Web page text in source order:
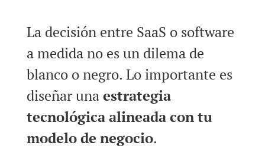
La decisión entre SaaS o software
a medida no es un dilema de
blanco o negro. Lo importante es
diseñar unaestrategia
tecnológica alineada con tu
modelo de negocio.